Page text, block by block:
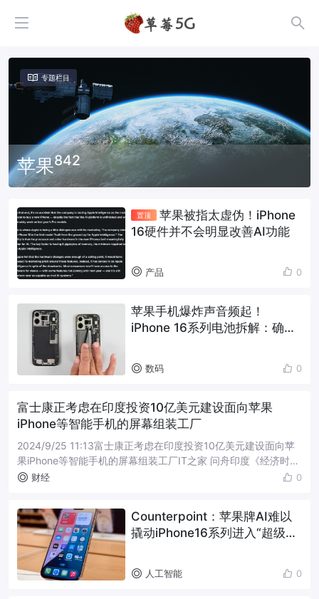
专题栏目
苹果842
置顶
苹果被指太虚伪！iPhone
16硬件并不会明显改善AI功能
产品 0
苹果手机爆炸声音频起！
iPhone 16系列电池拆解：确实
数码 0
富士康正考虑在印度投资10亿美元建设面向苹果
iPhone等智能手机的屏幕组装工厂
2024/9/25 11:13富士康正考虑在印度投资10亿美元建设面向苹
果iPhone等智能手机的屏幕组装工厂IT之家 问舟印度《经济时
报》报道称，富士康正在评估投资约 10 亿美元（IT之家备注：
财经 0
Counterpoint：苹果牌AI难以
撬动iPhone16系列进入“超级周
人工智能 0